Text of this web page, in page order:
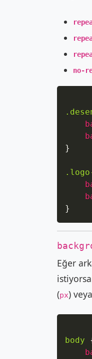
no-
}
}
Eğer
(px)
body